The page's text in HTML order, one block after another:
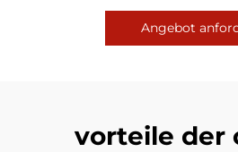
Angebot
vorteile der